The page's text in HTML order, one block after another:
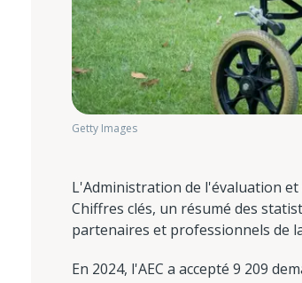
Getty Images
L'Administration de l'évaluation
Chiffres clés, un résumé des
partenaires et professionnels de
En 2024, l'AEC a accepté 9 209